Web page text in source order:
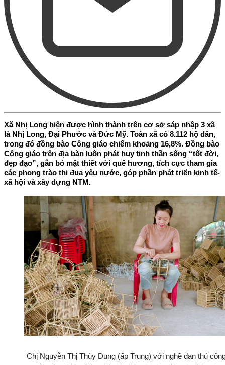
Xã Nhị Long hiện được hình thành trên cơ sở sáp nhập 3 xã
là Nhị Long, Đại Phước và Đức Mỹ. Toàn xã có 8.112 hộ dân,
trong đó đồng bào Công giáo chiếm khoảng 16,8%. Đồng bào
Công giáo trên địa bàn luôn phát huy tinh thần sống “tốt đời,
đẹp đạo”, gắn bó mật thiết với quê hương, tích cực tham gia
các phong trào thi đua yêu nước, góp phần phát triển kinh tế-
xã hội và xây dựng NTM.
Chị Nguyễn Thị Thùy Dung (ấp Trung) với nghề đan thủ